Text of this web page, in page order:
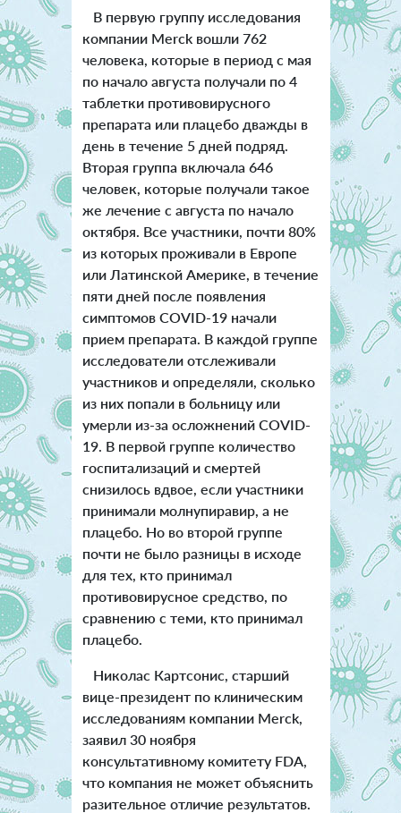
В первую группу исследования
компании Merck вошли 762
человека, которые в период с мая
по начало августа получали по 4
таблетки противовирусного
препарата или плацебо дважды в
день в течение 5 дней подряд.
Вторая группа включала 646
человек, которые получали такое
же лечение с августа по начало
октября. Все участники, почти 80%
из которых проживали в Европе
или Латинской Америке, в течение
пяти дней после появления
симптомов COVID-19 начали
прием препарата. В каждой группе
исследователи отслеживали
участников и определяли, сколько
из них попали в больницу или
умерли из-за осложнений COVID-
19. В первой группе количество
госпитализаций и смертей
снизилось вдвое, если участники
принимали молнупиравир, а не
плацебо. Но во второй группе
почти не было разницы в исходе
для тех, кто принимал
противовирусное средство, по
сравнению с теми, кто принимал
плацебо.
Николас Картсонис, старший
вице-президент по клиническим
исследованиям компании Merck,
заявил 30 ноября
консультативному комитету FDA,
что компания не может объяснить
разительное отличие результатов.